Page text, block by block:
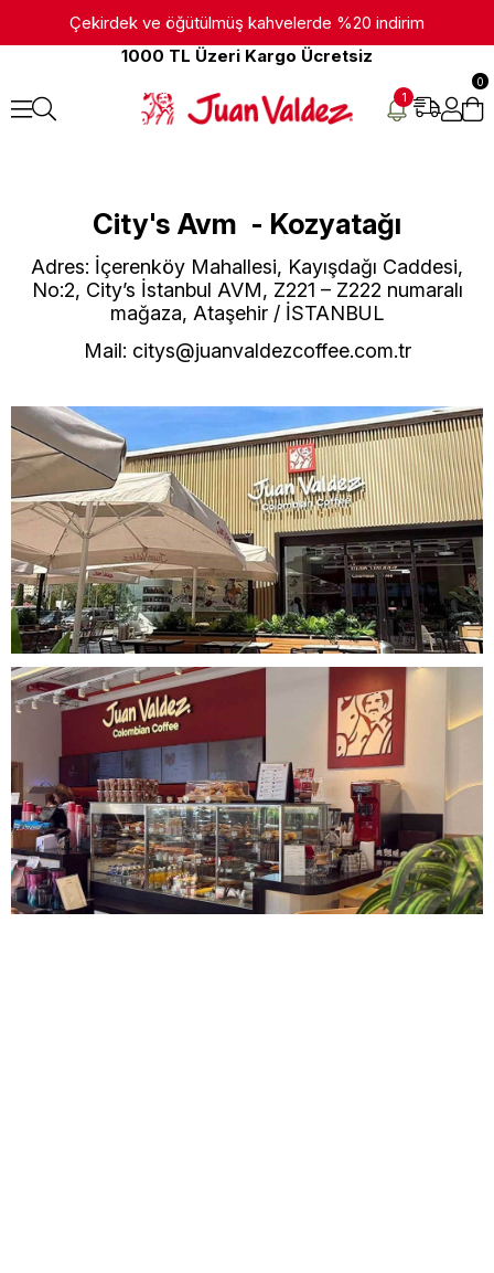
Çekirdek ve öğütülmüş kahvelerde %20 indirim
1000 TL Üzeri Kargo Ücretsiz
1
0
City's Avm - Kozyatağı
Adres: İçerenköy Mahallesi, Kayışdağı Caddesi,
No:2, City’s İstanbul AVM, Z221 – Z222 numaralı
mağaza, Ataşehir / İSTANBUL
Mail: citys@juanvaldezcoffee.com.tr